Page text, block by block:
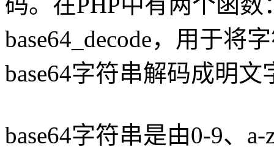
base64_decode，用于将
base64字符串解码成明文
base64字符串是由0-9、